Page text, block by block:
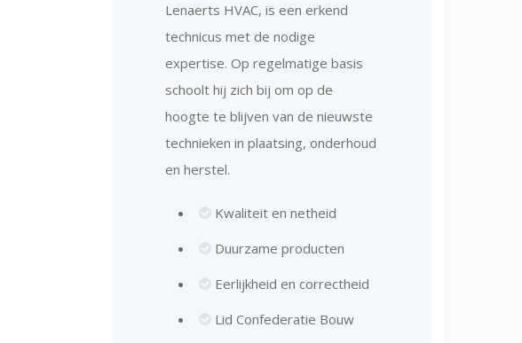
Lenaerts HVAC, is een erkend
technicus met de nodige
expertise. Op regelmatige basis
schoolt hij zich bij om op de
hoogte te blijven van de nieuwste
technieken in plaatsing, onderhoud
en herstel.
Kwaliteit en netheid
Duurzame producten
Eerlijkheid en correctheid
Lid Confederatie Bouw